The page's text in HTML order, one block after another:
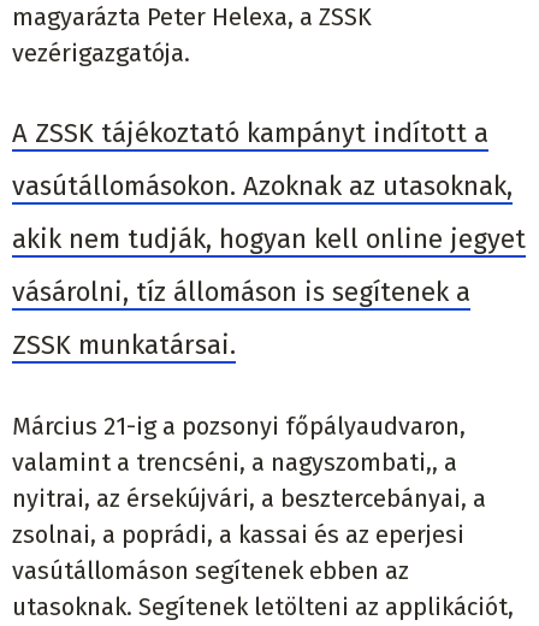
magyarázta Peter Helexa, a ZSSK
vezérigazgatója.
A ZSSK tájékoztató kampányt indított a
vasútállomásokon. Azoknak az utasoknak,
akik nem tudják, hogyan kell online jegyet
vásárolni, tíz állomáson is segítenek a
ZSSK munkatársai.
Március 21-ig a pozsonyi főpályaudvaron,
valamint a trencséni, a nagyszombati,, a
nyitrai, az érsekújvári, a besztercebányai, a
zsolnai, a poprádi, a kassai és az eperjesi
vasútállomáson segítenek ebben az
utasoknak. Segítenek letölteni az applikációt,